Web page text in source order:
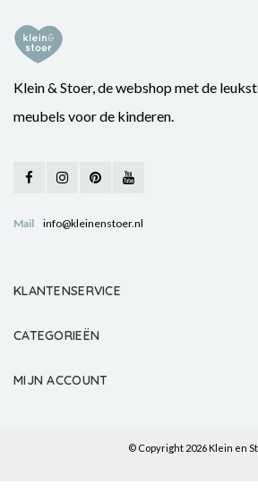
Klein & Stoer, de webshop met de
meubels voor de kinderen.
Mail info@kleinenstoer.nl
KLANTENSERVICE
CATEGORIEËN
MIJN ACCOUNT
© Copyright 2026 Klein en